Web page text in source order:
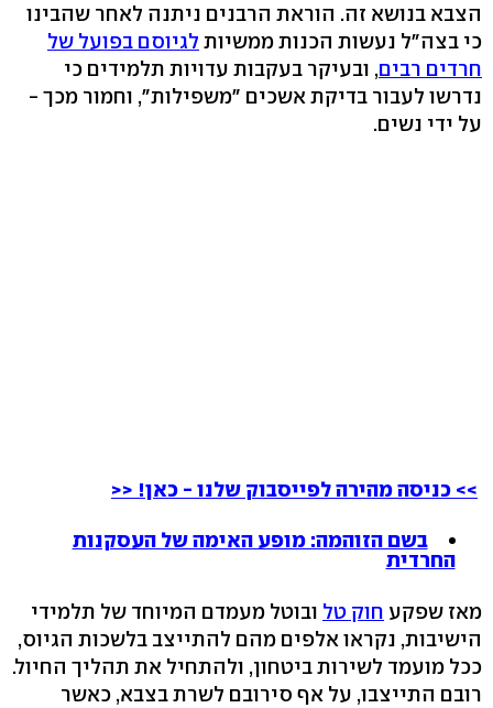
הצבא בנושא זה. הוראת הרבנים ניתנה לאחר שהבינו
כי בצה"ל נעשות הכנות ממשיות לגיוסם בפועל של
חרדים רבים, ובעיקר בעקבות עדויות תלמידים כי
נדרשו לעבור בדיקת אשכים "משפילות", וחמור מכך -
על ידי נשים.
>> כניסה מהירה לפייסבוק שלנו - כאן! <<
בשם הזוהמה: מופע האימה של העסקנות
החרדית
מאז שפקע חוק טל ובוטל מעמדם המיוחד של תלמידי
הישיבות, נקראו אלפים מהם להתייצב בלשכות הגיוס,
ככל מועמד לשירות ביטחון, ולהתחיל את תהליך החיול.
רובם התייצבו, על אף סירובם לשרת בצבא, כאשר